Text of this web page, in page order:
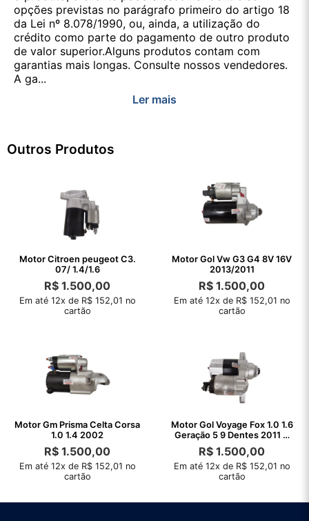
opções previstas no parágrafo primeiro do artigo 18
da Lei nº 8.078/1990, ou, ainda, a utilização do
crédito como parte do pagamento de outro produto
de valor superior.Alguns produtos contam com
garantias mais longas. Consulte nossos vendedores.
A ga...
Ler mais
Outros Produtos
Motor Citroen peugeot C3.
07/ 1.4/1.6
R$ 1.500,00
Em até 12x de R$ 152,01 no
cartão
Motor Gol Vw G3 G4 8V 16V
2013/2011
R$ 1.500,00
Em até 12x de R$ 152,01 no
cartão
Motor Gm Prisma Celta Corsa
1.0 1.4 2002
R$ 1.500,00
Em até 12x de R$ 152,01 no
cartão
Motor Gol Voyage Fox 1.0 1.6
Geração 5 9 Dentes 2011 A
2021
R$ 1.500,00
Em até 12x de R$ 152,01 no
cartão